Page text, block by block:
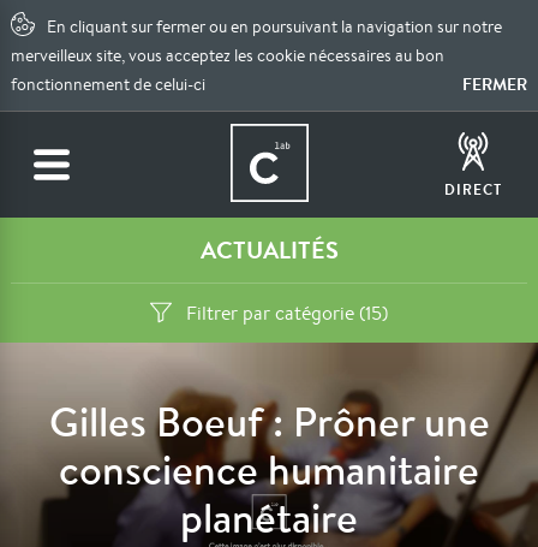
En cliquant sur fermer ou en poursuivant la navigation sur notre
merveilleux site, vous acceptez les cookie nécessaires au bon
fonctionnement de celui-ci
FERMER
DIRECT
ACTUALITÉS
Filtrer par catégorie (15)
Gilles Boeuf : Prôner une
conscience humanitaire
planétaire